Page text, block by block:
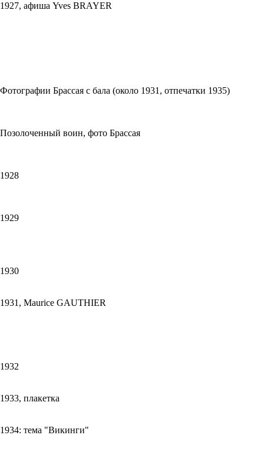
1927, афиша Yves BRAYER
Фотографии Брассая с бала (около 1931, отпечатки 1935)
Позолоченный воин, фото Брассая
1928
1929
1930
1931, Maurice GAUTHIER
1932
1933, плакетка
1934: тема "Викинги"